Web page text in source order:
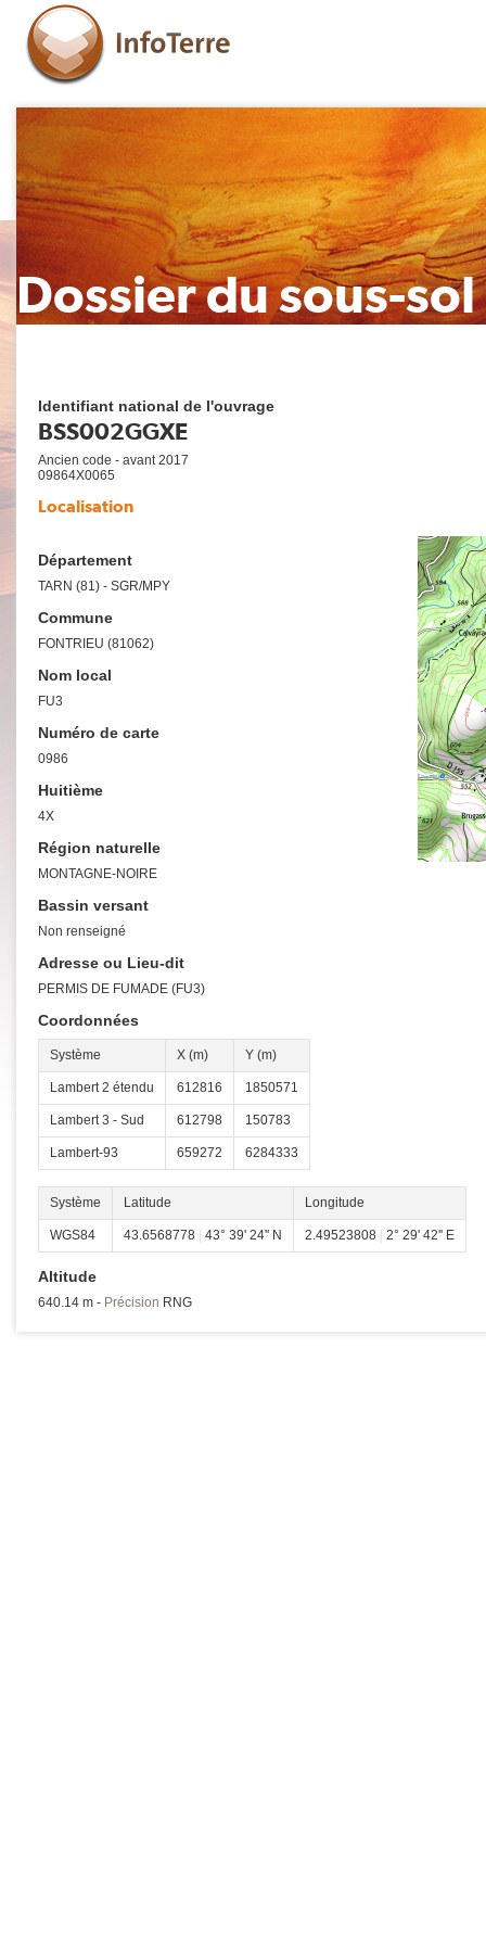
Dossier du sous-sol
Identifiant national de l'ouvrage
BSS002GGXE
Ancien code - avant 2017
09864X0065
Localisation
Département
TARN (81) - SGR/MPY
Commune
FONTRIEU (81062)
Nom local
FU3
Numéro de carte
0986
Huitième
4X
Région naturelle
MONTAGNE-NOIRE
Bassin versant
Non renseigné
Adresse ou Lieu-dit
PERMIS DE FUMADE (FU3)
Coordonnées
Système X (m) Y (m)
Lambert 2 étendu 612816 1850571
Lambert 3 - Sud 612798 150783
Lambert-93 659272 6284333
Système Latitude Longitude
WGS84 43.6568778 43° 39' 24'' N 2.49523808 2° 29' 42'' E
Altitude
640.14 m - Précision RNG